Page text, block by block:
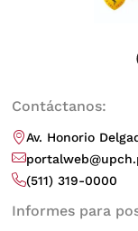
Contáctanos:
Av. Honorio
(511) 319-0000
Informes para